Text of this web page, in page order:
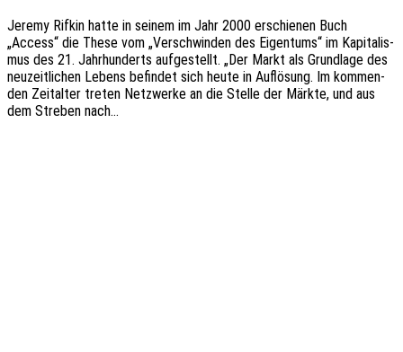
Jeremy Rifkin hatte in seinem im Jahr 2000 erschie­nen Buch
„Access“ die These vom „Verschwin­den des Eigen­tums“ im Kapi­ta­lis­
mus des 21. Jahr­hun­derts aufge­stellt. „Der Markt als Grund­la­ge des
neuzeit­li­chen Lebens befin­det sich heute in Auflö­sung. Im kommen­
den Zeit­al­ter treten Netz­wer­ke an die Stelle der Märkte, und aus
dem Stre­ben nach…